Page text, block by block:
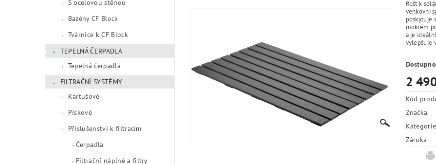
S ocelovou stěnou
Bazény CF Block
Tvárnice k CF Block
TEPELNÁ ČERPADLA
Tepelná čerpadla
FILTRAČNÍ SYSTÉMY
Kartušové
Pískové
Příslušenství k filtracím
Čerpadla
Filtrační náplně a filtry
Rošt k
venkovní
poskytuje
mokrém
a je
vylepšuje
2
Kód
Značka
Kategorie
Záruka